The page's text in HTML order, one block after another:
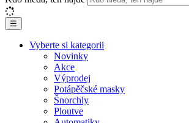
☰
Vyberte si kategorii
Novinky
Akce
Výprodej
Potápěčské masky
Šnorchly
Ploutve